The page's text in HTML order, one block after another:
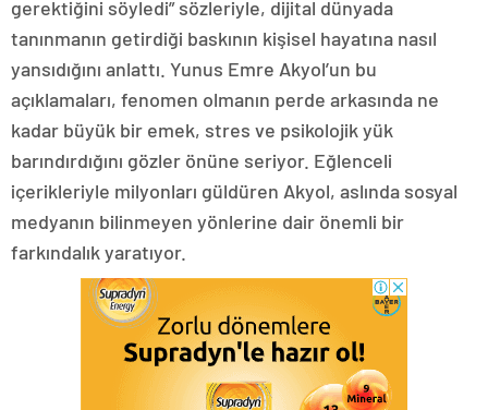
gerektiğini söyledi” sözleriyle, dijital dünyada
tanınmanın getirdiği baskının kişisel hayatına nasıl
yansıdığını anlattı. Yunus Emre Akyol’un bu
açıklamaları, fenomen olmanın perde arkasında ne
kadar büyük bir emek, stres ve psikolojik yük
barındırdığını gözler önüne seriyor. Eğlenceli
içerikleriyle milyonları güldüren Akyol, aslında sosyal
medyanın bilinmeyen yönlerine dair önemli bir
farkındalık yaratıyor.